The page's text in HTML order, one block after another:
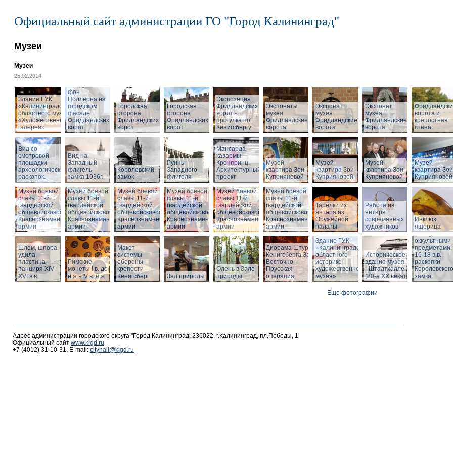
Официальный сайт администрации ГО "Город Калининград"
Музеи
Музеи
25.02.2014
Здание ГУК
«Калининградского
областного музея
«Художественная
галерея»
фон
Цоллерна на
городском
фасаде
Фридландских
ворот
Городская
сторона
Фридландских
ворот
Городская
сторона
Фридландских
ворот
Экспозиция
Фридландских
ворот -
прогулка по
Кёнигсбергу
Экспонаты
музея
Фридландские
ворота
Экспонат
музея
Фридландские
ворота
Экспонат
музея
Фридландские
ворота
ворота и
крепостная
стена
Вид со
смотровой
площадки
археологических
раскопок.
Вид на
Западный
флигель
замка 1936г.
Королевский
замок
Руины
Западного
флигеля
Мансарда
казармы
Кронпринц.
Архитектурный
проект
Музей-
квартира Зои
Куприяновой
Музей-
квартира Зои
Куприяновой
Музей-
квартира Зои
Куприяновой
Музей-
квартира Зои
Куприяновой
Музей боевой
славы 11-й
гвардейской
общевойсковой
Краснознаменной
армии
Музей боевой
славы 11-й
гвардейской
общевойсковой
Краснознаменной
армии
Музей боевой
славы 11-й
гвардейской
общевойсковой
Краснознаменной
армии
Музей боевой
славы 11-й
гвардейской
общевойсковой
Краснознаменной
армии
Музей боевой
славы 11-й
гвардейской
общевойсковой
Краснознаменной
армии
Музей боевой
славы 11-й
гвардейской
общевойсковой
Краснознаменной
армии
Тарелки из
янтаря из
Оружейной
палаты
Работа из
янтаря
современных
художников
Инклюз
ящерица
Шлем, шпора,
удила,
пластина
панциря XIV-
XVI в.в.
Римские
монеты I в. до
н.э. - IV в. н.э.
Макет
системы
обороны
крепости
Кенигсберг
Зал природы
Олень в Зале
природы
Диорама Штурм
Кенигсберга.Зал
Восточно-
Прусская
операция.
Здание ГУК
«Калининградского
областного
историко-
художественного
музея»
Историческое
здание музея
- Штадтхалле
(20-е XX века)
Шкатулка с
оккультными
предметами,
16-18 в.в.,
раскопки
Королевского
замка
Еще фотографии
Адрес администрации городского округа "Город Калининград: 236022, г.Калининград, пл.Победы, 1
Официальный сайт www.klgd.ru
+7 (4012) 31-10-31, E-mail: cityhall@klgd.ru